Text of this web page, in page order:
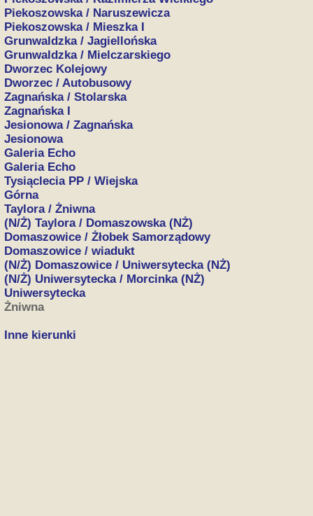
Piekoszowska / Naruszewicza
Piekoszowska / Mieszka I
Grunwaldzka / Jagiellońska
Grunwaldzka / Mielczarskiego
Dworzec Kolejowy
Dworzec / Autobusowy
Zagnańska / Stolarska
Zagnańska I
Jesionowa / Zagnańska
Jesionowa
Galeria Echo
Galeria Echo
Tysiąclecia PP / Wiejska
Górna
Taylora / Żniwna
(N/Ż) Taylora / Domaszowska (NŻ)
Domaszowice / Żłobek Samorządowy
Domaszowice / wiadukt
(N/Ż) Domaszowice / Uniwersytecka (NŻ)
(N/Ż) Uniwersytecka / Morcinka (NŻ)
Uniwersytecka
Żniwna
Inne kierunki